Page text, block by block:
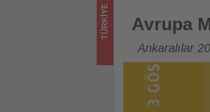
Avrupa Miras
TÜRKIYE Avrupa
Ankaralılar